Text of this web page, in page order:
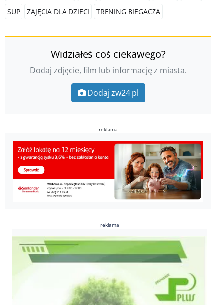
SUP
ZAJĘCIA DLA DZIECI TRENING BIEGACZA
Widziałeś coś ciekawego?
Dodaj zdjęcie, film lub informację z miasta.
Dodaj zw24.pl
reklama
reklama